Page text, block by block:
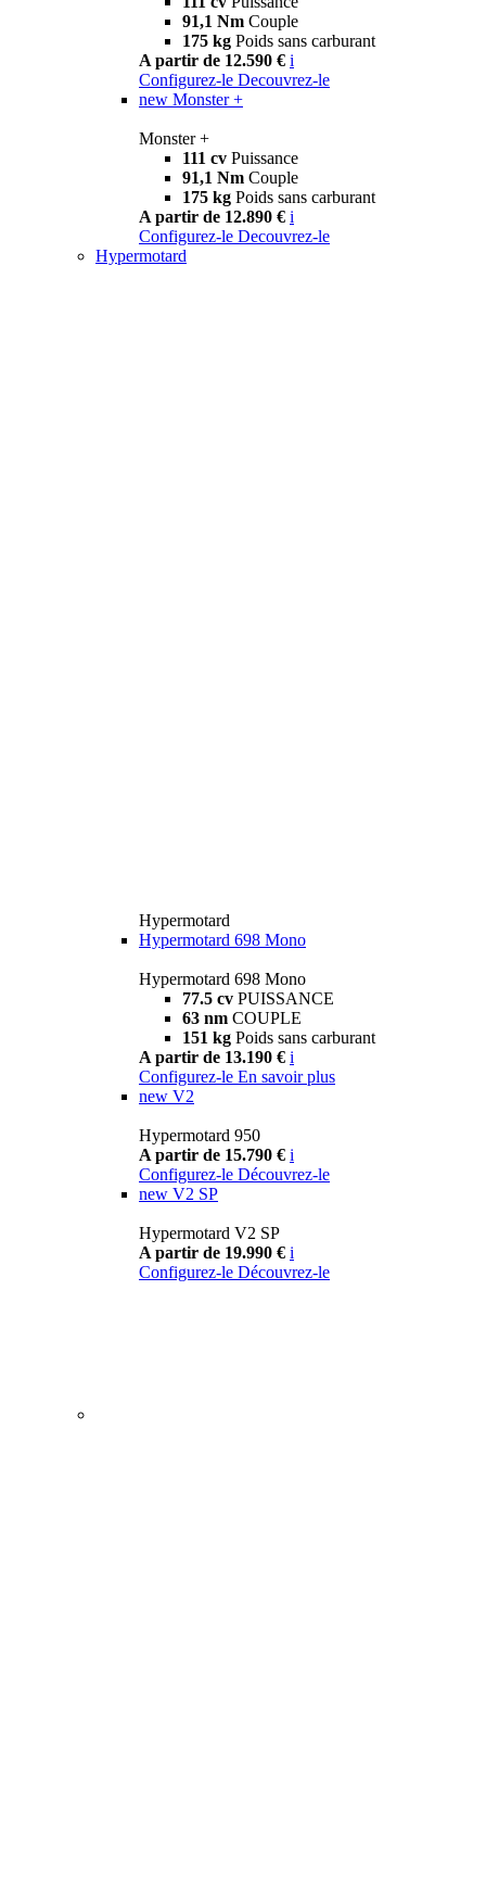
91,1 Nm Couple
175 kg Poids sans carburant
A partir de 12.590 € i
Configurez-le Decouvrez-le
new Monster +
Monster +
111 cv Puissance
91,1 Nm Couple
175 kg Poids sans carburant
A partir de 12.890 € i
Configurez-le Decouvrez-le
Hypermotard
Hypermotard
Hypermotard 698 Mono
Hypermotard 698 Mono
77.5 cv PUISSANCE
63 nm COUPLE
151 kg Poids sans carburant
A partir de 13.190 € i
Configurez-le En savoir plus
new V2
Hypermotard 950
A partir de 15.790 € i
Configurez-le Découvrez-le
new V2 SP
Hypermotard V2 SP
A partir de 19.990 € i
Configurez-le Découvrez-le